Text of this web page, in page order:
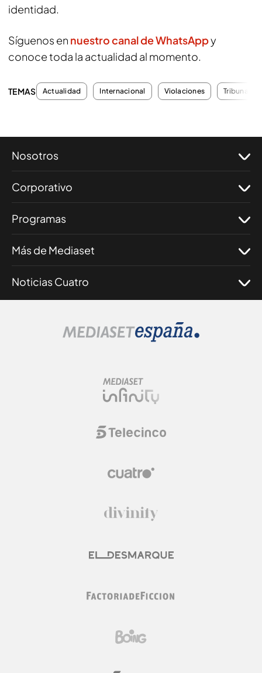
identidad.
Síguenos en nuestro canal de WhatsAppy
conoce toda la actualidad al momento.
TEMAS Actualidad Internacional Violaciones Tribunales
Nosotros
Corporativo
Programas
Más de Mediaset
Noticias Cuatro